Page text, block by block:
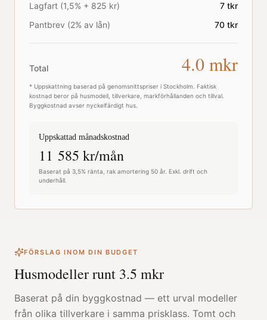
Lagfart (1,5% + 825 kr)
7 tkr
Pantbrev (2% av lån)
70 tkr
Total 4.0 mkr
* Uppskattning baserad på genomsnittspriser i Stockholm . Faktisk
kostnad beror på husmodell, tillverkare, markförhållanden och tillval.
Byggkostnad avser nyckelfärdigt hus.
Uppskattad månadskostnad
11 585 kr/mån
Baserat på 3,5% ränta, rak amortering 50 år. Exkl. drift och
underhåll.
FÖRSLAG INOM DIN BUDGET
Husmodeller runt 3.5 mkr
Baserat på din byggkostnad — ett urval modeller
från olika tillverkare i samma prisklass. Tomt och